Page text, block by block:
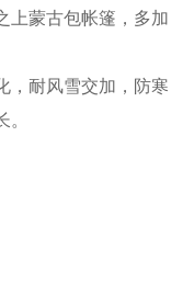
上蒙古包帐篷，多加
，耐风雪交加，防寒